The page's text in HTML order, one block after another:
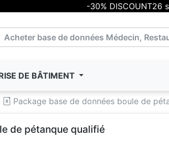
-30% DISCOUNT26
DE BÂTIMENT
Package base de données boule de
de pétanque qualifié